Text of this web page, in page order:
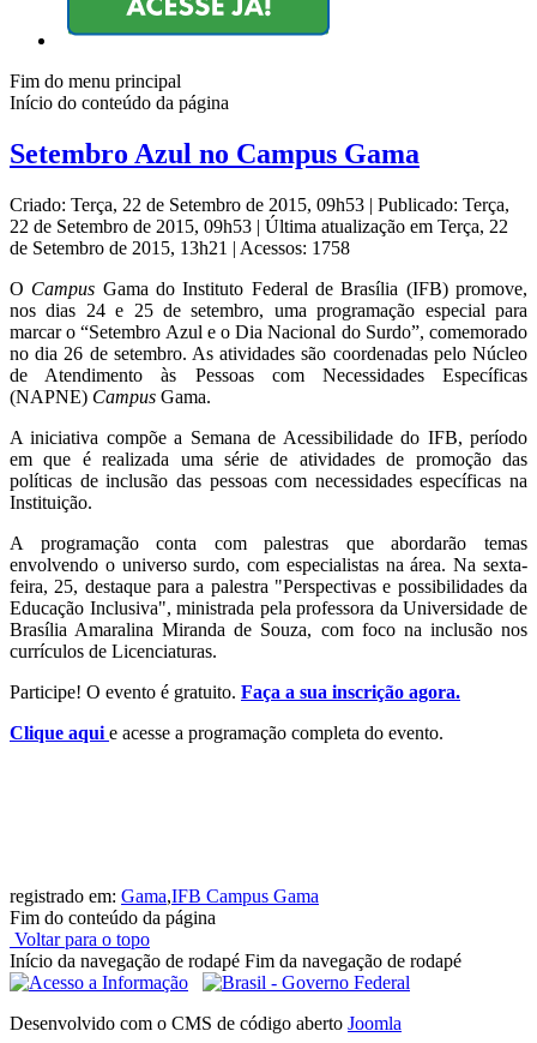
Fim do menu principal
Início do conteúdo da página
Setembro Azul no Campus Gama
Criado: Terça, 22 de Setembro de 2015, 09h53 | Publicado: Terça,
22 de Setembro de 2015, 09h53 | Última atualização em Terça, 22
de Setembro de 2015, 13h21 | Acessos: 1758
O Campus Gama do Instituto Federal de Brasília (IFB) promove,
nos dias 24 e 25 de setembro, uma programação especial para
marcar o “Setembro Azul e o Dia Nacional do Surdo”, comemorado
no dia 26 de setembro. As atividades são coordenadas pelo Núcleo
de Atendimento às Pessoas com Necessidades Específicas
(NAPNE) Campus Gama.
A iniciativa compõe a Semana de Acessibilidade do IFB, período
em que é realizada uma série de atividades de promoção das
políticas de inclusão das pessoas com necessidades específicas na
Instituição.
A programação conta com palestras que abordarão temas
envolvendo o universo surdo, com especialistas na área. Na sexta-
feira, 25, destaque para a palestra "Perspectivas e possibilidades da
Educação Inclusiva", ministrada pela professora da Universidade de
Brasília Amaralina Miranda de Souza, com foco na inclusão nos
currículos de Licenciaturas.
Participe! O evento é gratuito. Faça a sua inscrição agora.
Clique aqui e acesse a programação completa do evento.
registrado em: Gama,IFB Campus Gama
Fim do conteúdo da página
Voltar para o topo
Início da navegação de rodapé Fim da navegação de rodapé
Desenvolvido com o CMS de código aberto Joomla